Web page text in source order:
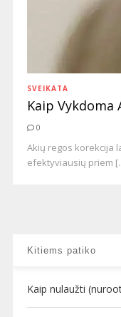
SVEIKATA
Kaip Vykdoma
0
Akių regos korekcija
efektyviausių priem
Kitiems patiko
Kaip nulaužti